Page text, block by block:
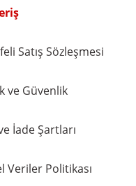
Satış Sözleşmesi
ve Güvenlik
İade Şartları
Veriler Politikası